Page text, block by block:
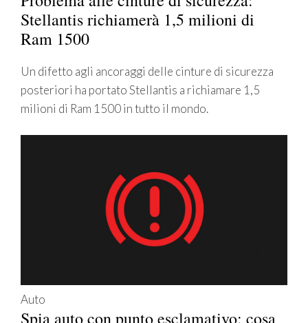
Stellantis richiamerà 1,5 milioni di
Ram 1500
Un difetto agli ancoraggi delle cinture di sicurezza
posteriori ha portato Stellantis a richiamare 1,5
milioni di Ram 1500 in tutto il mondo.
Auto
Spia auto con punto esclamativo: cosa